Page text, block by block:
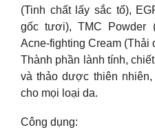
(Tinh chất lấy sắc tố),
gốc tươi), TMC Powder
Acne-fighting Cream (Thải
Thành phần lành tính,
và thảo dược thiên
cho mọi loại da.
Công dụng: